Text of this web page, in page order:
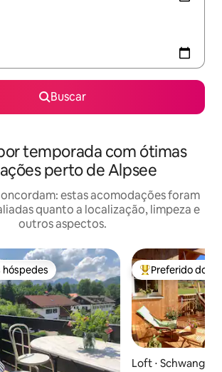
Buscar
temporada com ótimas
perto de Alpsee
estas acomodações foram
quanto a localização, limpeza e
outros aspectos.
preferidos dos hóspedes
hóspedes Entre os
Preferido dos
Loft ⋅ Schwangau